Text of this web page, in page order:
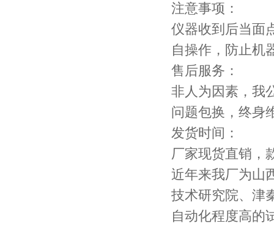
注意事项：
仪器收到后当面
自操作，防止机
售后服务：
非人为因素，我
问题包换，终身
发货时间：
厂家现货直销，
近年来我厂为山
技术研究院、津
自动化程度高的